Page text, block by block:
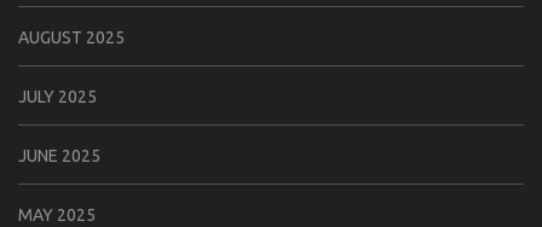
AUGUST 2025
JULY 2025
JUNE 2025
MAY 2025